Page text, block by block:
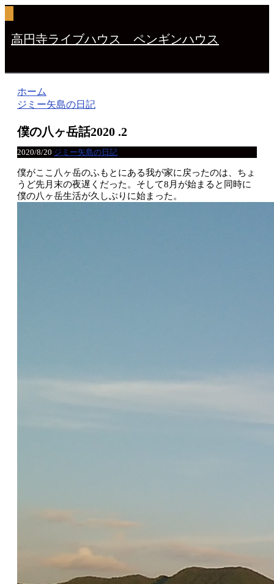
高円寺ライブハウス ペンギンハウス
ホーム
ジミー矢島の日記
僕の八ヶ岳話2020 .2
2020/8/20 ジミー矢島の日記
僕がここ八ヶ岳のふもとにある我が家に戻ったのは、ちょ
うど先月末の夜遅くだった。そして8月が始まると同時に
僕の八ヶ岳生活が久しぶりに始まった。